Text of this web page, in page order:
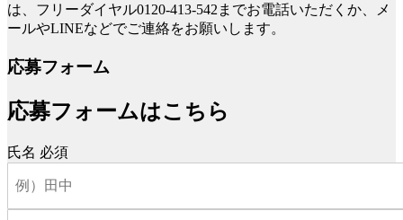
は、フリーダイヤル0120-413-542までお電話いただくか、メ
ールやLINEなどでご連絡をお願いします。
応募フォーム
応募フォームはこちら
氏名 必須